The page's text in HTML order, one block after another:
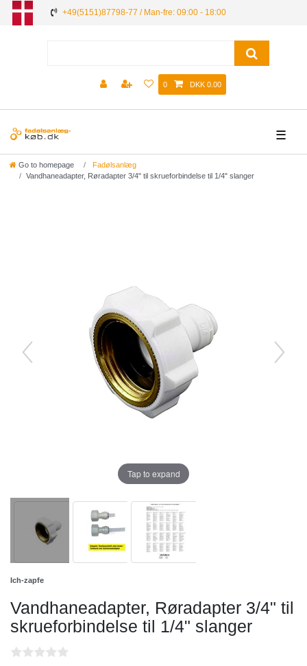
+49(5151)87798-77 / Man-fre: 09:00 - 18:00
0 DKK 0.00
☰
Go to homepage
Fadølsanlæg
Vandhaneadapter, Røradapter 3/4" til skrueforbindelse til 1/4" slanger
Tap to expand
Ich-zapfe
Vandhaneadapter, Røradapter 3/4" til
skrueforbindelse til 1/4" slanger